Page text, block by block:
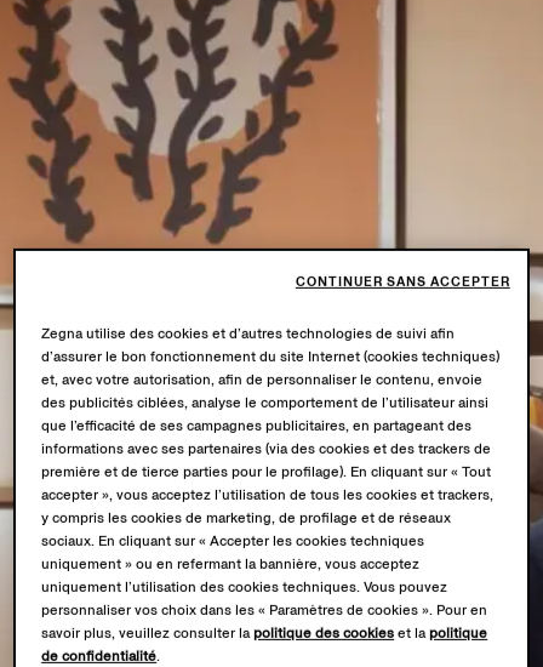
Zegna utilise des cookies et d’autres technologies de suivi afin
d’assurer le bon fonctionnement du site Internet (cookies techniques)
et, avec votre autorisation, afin de personnaliser le contenu, envoie
des publicités ciblées, analyse le comportement de l’utilisateur ainsi
que l’efficacité de ses campagnes publicitaires, en partageant des
informations avec ses partenaires (via des cookies et des trackers de
première et de tierce parties pour le profilage). En cliquant sur « Tout
accepter », vous acceptez l’utilisation de tous les cookies et trackers,
y compris les cookies de marketing, de profilage et de réseaux
sociaux. En cliquant sur « Accepter les cookies techniques
uniquement » ou en refermant la bannière, vous acceptez
uniquement l’utilisation des cookies techniques. Vous pouvez
personnaliser vos choix dans les « Paramètres de cookies ». Pour en
savoir plus, veuillez consulter lapolitique des cookies et lapolitique
de confidentialité.
CONTINUER SANS ACCEPTER